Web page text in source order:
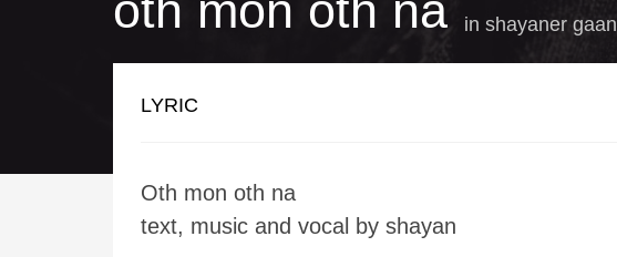
in shayaner gaan
LYRIC
Oth mon oth na
text, music and vocal by shayan